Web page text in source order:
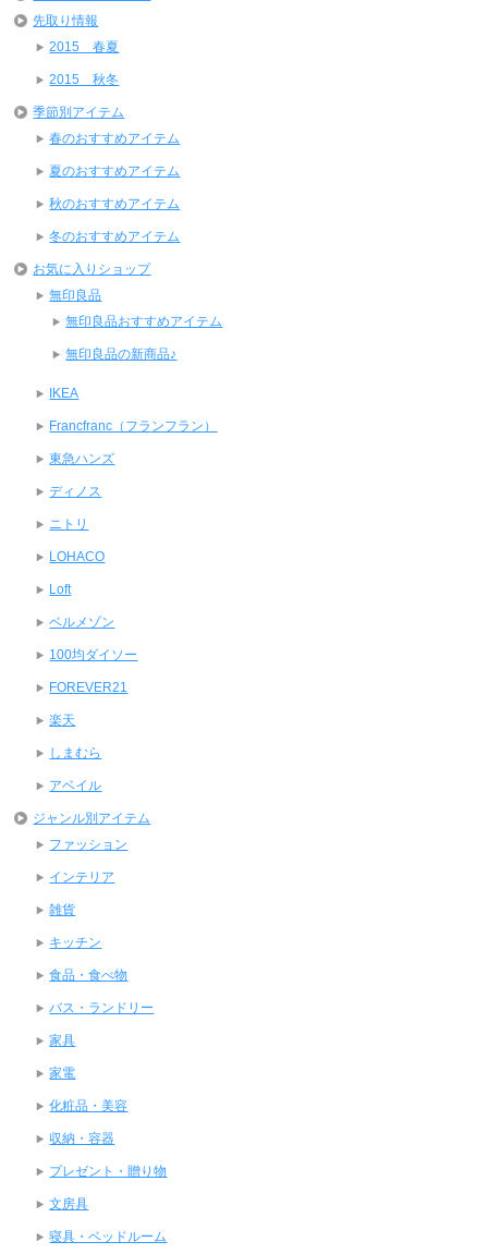
先取り情報
2015 春夏
2015 秋冬
季節別アイテム
春のおすすめアイテム
夏のおすすめアイテム
秋のおすすめアイテム
冬のおすすめアイテム
お気に入りショップ
無印良品
無印良品おすすめアイテム
無印良品の新商品♪
IKEA
Francfranc（フランフラン）
東急ハンズ
ディノス
ニトリ
LOHACO
Loft
ベルメゾン
100均ダイソー
FOREVER21
楽天
しまむら
アベイル
ジャンル別アイテム
ファッション
インテリア
雑貨
キッチン
食品・食べ物
バス・ランドリー
家具
家電
化粧品・美容
収納・容器
プレゼント・贈り物
文房具
寝具・ベッドルーム